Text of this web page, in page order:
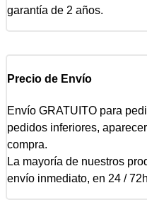
garantía de 2 años.
Precio de Envío
Envío GRATUITO para
pedidos inferiores,
compra.
La mayoría de nuestros
envío inmediato, en 24 /